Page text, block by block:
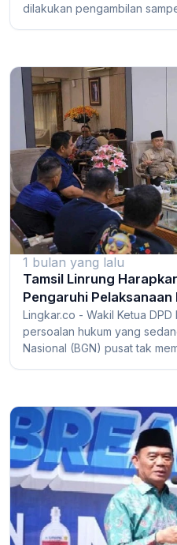
dilakukan pengambilan
1 bulan yang lalu
Tamsil Linrung
Pengaruhi
Lingkar.co - Wakil Ketua
persoalan hukum yang
Nasional (BGN) pusat tak